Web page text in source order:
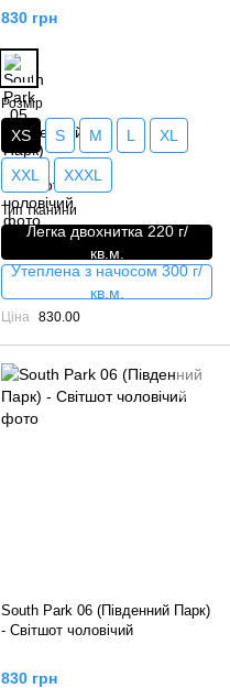
830 грн
Розмір
XS S M L XL
XXL XXXL
Тип тканини
Легка двохнитка 220 г/
кв.м.
Утеплена з начосом 300 г/
кв.м.
Ціна 830.00
South Park 06 (Південний Парк)
- Світшот чоловічий
830 грн